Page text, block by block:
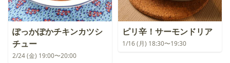
ぽっかぽかチキンカツシ
チュー
2/24 (金) 19:00〜20:00
ピリ辛！サーモンドリア
1/16 (月) 18:30〜19:30